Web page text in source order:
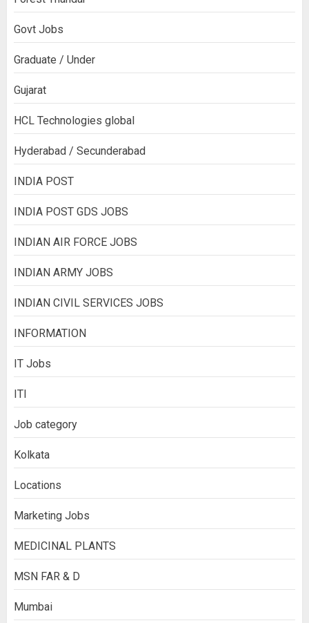
Govt Jobs
Graduate / Under
Gujarat
HCL Technologies global
Hyderabad / Secunderabad
INDIA POST
INDIA POST GDS JOBS
INDIAN AIR FORCE JOBS
INDIAN ARMY JOBS
INDIAN CIVIL SERVICES JOBS
INFORMATION
IT Jobs
ITI
Job category
Kolkata
Locations
Marketing Jobs
MEDICINAL PLANTS
MSN FAR & D
Mumbai